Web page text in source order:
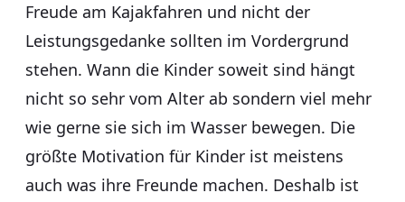
Freude am Kajakfahren und nicht der
Leistungsgedanke sollten im Vordergrund
stehen. Wann die Kinder soweit sind hängt
nicht so sehr vom Alter ab sondern viel mehr
wie gerne sie sich im Wasser bewegen. Die
größte Motivation für Kinder ist meistens
auch was ihre Freunde machen. Deshalb ist